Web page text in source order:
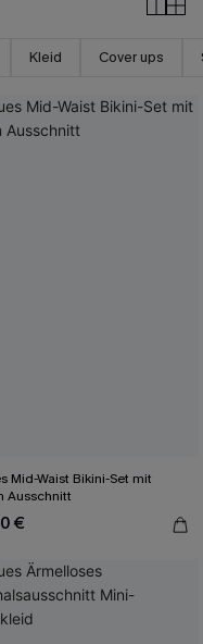
Kleid Cover ups
Mid-Waist Bikini-Set mit
Ausschnitt
€